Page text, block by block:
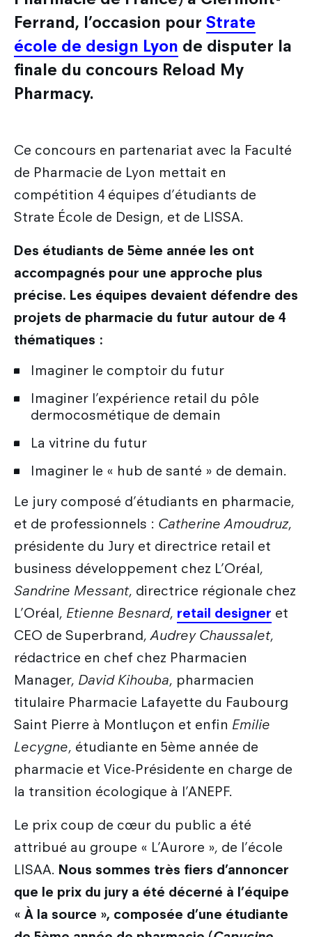
Ferrand, l’occasion pour Strate
école de design Lyon de disputer la
finale du concours Reload My
Pharmacy.
Ce concours en partenariat avec la Faculté
de Pharmacie de Lyon mettait en
compétition 4 équipes d’étudiants de
Strate École de Design, et de LISSA.
Des étudiants de 5ème année les ont
accompagnés pour une approche plus
précise. Les équipes devaient défendre des
projets de pharmacie du futur autour de 4
thématiques :
Imaginer le comptoir du futur
Imaginer l’expérience retail du pôle
dermocosmétique de demain
La vitrine du futur
Imaginer le « hub de santé » de demain.
Le jury composé d’étudiants en pharmacie,
et de professionnels : Catherine Amoudruz,
présidente du Jury et directrice retail et
business développement chez L’Oréal,
Sandrine Messant, directrice régionale chez
L’Oréal, Etienne Besnard, retail designer et
CEO de Superbrand,Audrey Chaussalet,
rédactrice en chef chez Pharmacien
Manager, David Kihouba, pharmacien
titulaire Pharmacie Lafayette du Faubourg
Saint Pierre à Montluçon et enfin Emilie
Lecygne, étudiante en 5ème année de
pharmacie et Vice-Présidente en charge de
la transition écologique à l’ANEPF.
Le prix coup de cœur du public a été
attribué au groupe « L’Aurore », de l’école
LISAA. Nous sommes très fiers d’annoncer
que le prix du jury a été décerné à l’équipe
« À la source », composée d’une étudiante